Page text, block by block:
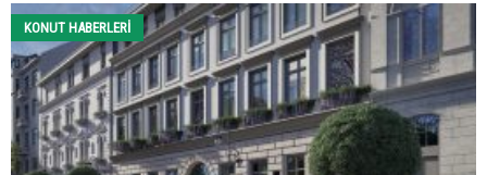
KONUT HABERLERI